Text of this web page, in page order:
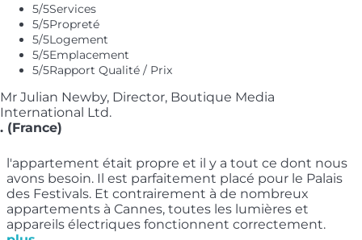
5/5Services
5/5Propreté
5/5Logement
5/5Emplacement
5/5Rapport Qualité / Prix
Mr Julian Newby, Director, Boutique Media
International Ltd.
. (France)
l'appartement était propre et il y a tout ce dont nous
avons besoin. Il est parfaitement placé pour le Palais
des Festivals. Et contrairement à de nombreux
appartements à Cannes, toutes les lumières et
appareils électriques fonctionnent correctement.